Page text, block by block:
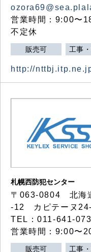
営業時間：9:00〜
不定休
販売可 工事
http://
札幌西防犯センター
〒063-0804 北海
-12 カピテーヌ
TEL：011-641-
営業時間：9:00〜
販売可 工事